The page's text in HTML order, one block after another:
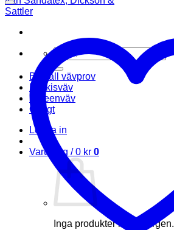
Sök
efter:
Beställ vävprov
Markisväv
Screenväv
Övrigt
Logga in
Varukorg /0 kr 0
Inga produkter i varukorgen.